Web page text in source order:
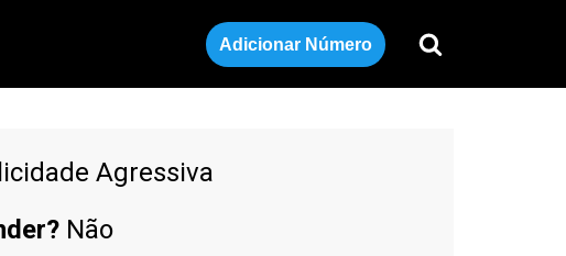
Adicionar Número
Agressiva
Não